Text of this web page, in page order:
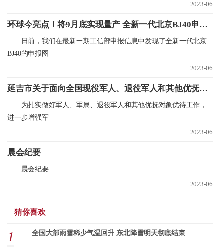
2023-06
环球今亮点！将9月底实现量产 全新一代北京BJ40申报图
日前，我们在最新一期工信部申报信息中发现了全新一代北京
BJ40的申报图
2023-06
延吉市关于面向全国现役军人、退役军人和其他优抚对象享受免门票游览延吉帽儿山（恐龙）文化旅游区的通告
为扎实做好军人、军属、退役军人和其他优抚对象优待工作，
进一步增强军
2023-06
晨会纪要
晨会纪要
2023-06
猜你喜欢
1 全国大部雨雪稀少气温回升 东北降雪明天彻底结束